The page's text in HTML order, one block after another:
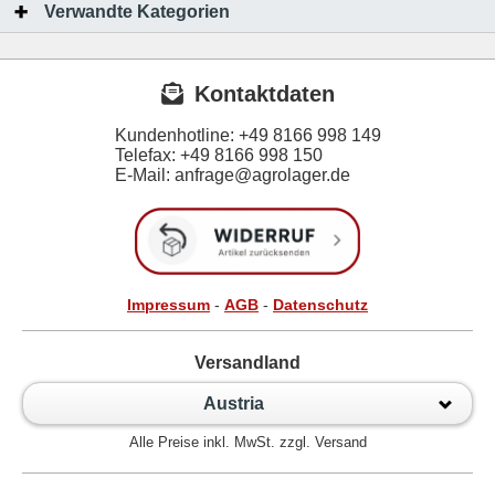
Verwandte Kategorien
Kontaktdaten
Kundenhotline: +49 8166 998 149
Telefax: +49 8166 998 150
E-Mail: anfrage@agrolager.de
Impressum - AGB - Datenschutz
Versandland
Austria
Alle Preise inkl. MwSt. zzgl. Versand